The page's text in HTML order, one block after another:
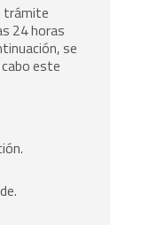
trámite
24 horas
se
este